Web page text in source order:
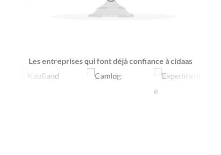
Les entreprises qui font déjà confiance à cidaas